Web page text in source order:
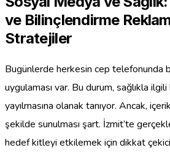
ve Bilinçlendirme
Stratejiler
Bugünlerde herkesin cep telefonunda
uygulaması var. Bu durum, sağlıkla
yayılmasına olanak tanıyor. Ancak,
şekilde sunulması şart. İzmit’te
hedef kitleyi etkilemek için dikkat çekici